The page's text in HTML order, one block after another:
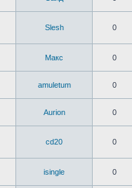
Slesh 0
Макс 0
amuletum 0
Aurion 0
cd20 0
isingle 0